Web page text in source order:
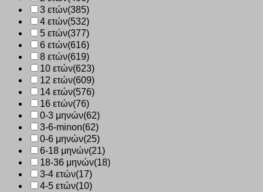
101-
47
ποσότητα
3 ετών(385)
4 ετών(532)
5 ετών(377)
6 ετών(616)
8 ετών(619)
10 ετών(623)
12 ετών(609)
14 ετών(576)
16 ετών(76)
0-3 μηνών(62)
3-6-minon(62)
0-6 μηνών(25)
6-18 μηνών(21)
18-36 μηνών(18)
3-4 ετών(17)
4-5 ετών(10)